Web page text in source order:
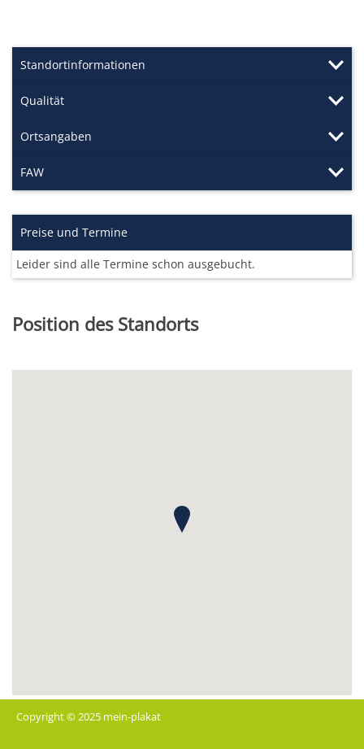
Standortinformationen
Qualität
Ortsangaben
FAW
Preise und Termine
Leider sind alle Termine schon ausgebucht.
Position des Standorts
Copyright © 2025 mein-plakat